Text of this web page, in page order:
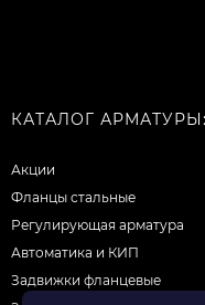
КАТАЛОГ АРМАТУРЫ:
Акции
Фланцы стальные
Регулирующая арматура
Автоматика и КИП
Задвижки фланцевые